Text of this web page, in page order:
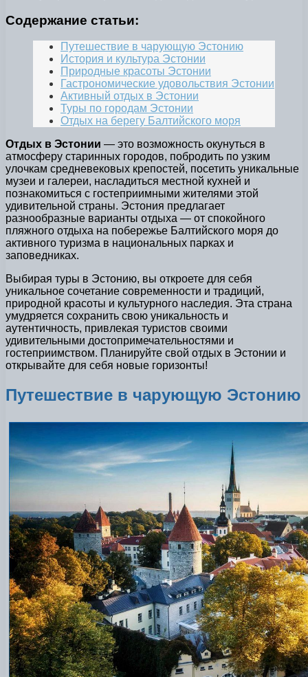
Содержание статьи:
Путешествие в чарующую Эстонию
История и культура Эстонии
Природные красоты Эстонии
Гастрономические удовольствия Эстонии
Активный отдых в Эстонии
Туры по городам Эстонии
Отдых на берегу Балтийского моря
Отдых в Эстонии — это возможность окунуться в
атмосферу старинных городов, побродить по узким
улочкам средневековых крепостей, посетить уникальные
музеи и галереи, насладиться местной кухней и
познакомиться с гостеприимными жителями этой
удивительной страны. Эстония предлагает
разнообразные варианты отдыха — от спокойного
пляжного отдыха на побережье Балтийского моря до
активного туризма в национальных парках и
заповедниках.
Выбирая туры в Эстонию, вы откроете для себя
уникальное сочетание современности и традиций,
природной красоты и культурного наследия. Эта страна
умудряется сохранить свою уникальность и
аутентичность, привлекая туристов своими
удивительными достопримечательностями и
гостеприимством. Планируйте свой отдых в Эстонии и
открывайте для себя новые горизонты!
Путешествие в чарующую Эстонию